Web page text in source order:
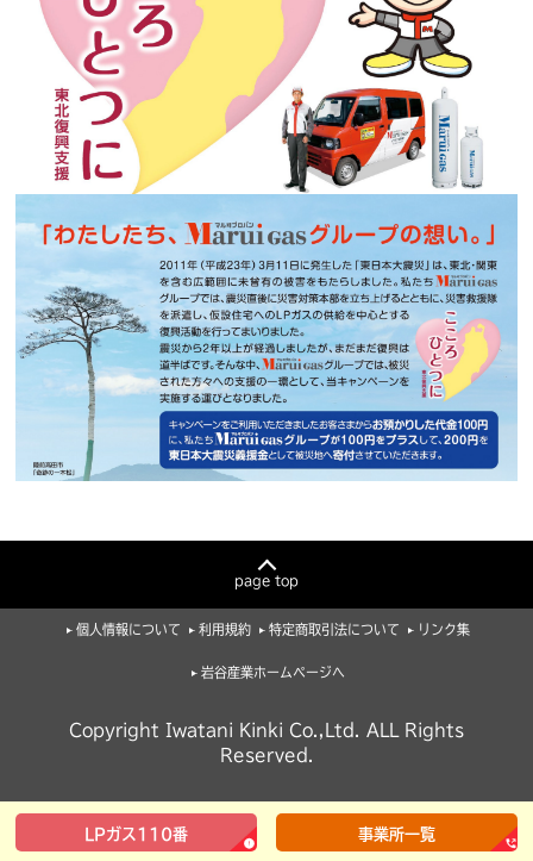
page top
個人情報について 利用規約 特定商取引法について リンク集
岩谷産業ホームページへ
Copyright Iwatani Kinki Co.,Ltd. ALL Rights
Reserved.
LPガス110番 事業所一覧